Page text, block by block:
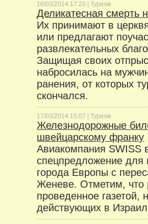
16/03/2014 17:20 |Туризм
Деликатесная смерть
Их принимают в
или предлагают
развлекательных
Защищая своих
набросилась на
ранения, от которых
скончался.
17/03/2014 15:07 |Туризм
Железнодорожные
швейцарскому франку
Авиакомпания SWISS
спецпредложение для
города Европы с
Женеве. Отметим, что
проведенное газетой,
действующих в